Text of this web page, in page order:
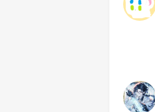
头像框